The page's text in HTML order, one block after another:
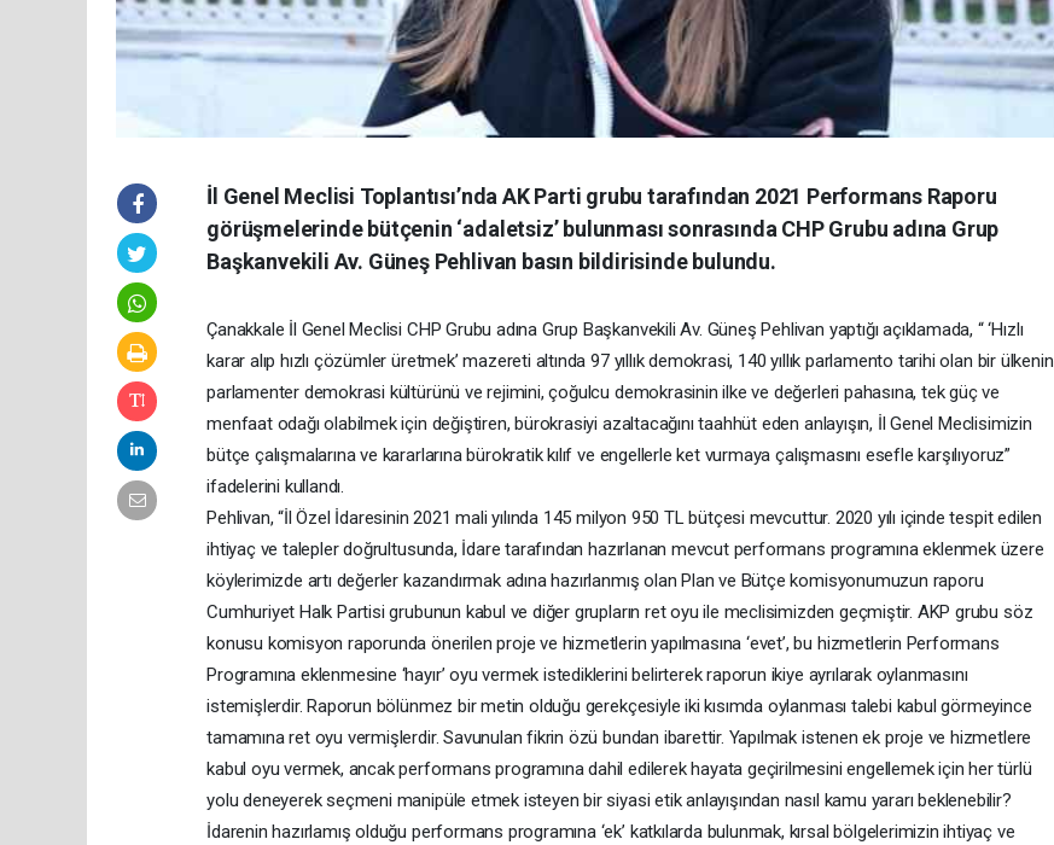
İl Genel Meclisi Toplantısı’nda AK Parti grubu tarafından 2021 Performans Raporu
görüşmelerinde bütçenin ‘adaletsiz’ bulunması sonrasında CHP Grubu adına Grup
Başkanvekili Av. Güneş Pehlivan basın bildirisinde bulundu.
Çanakkale İl Genel Meclisi CHP Grubu adına Grup Başkanvekili Av. Güneş Pehlivan yaptığı açıklamada, “ ‘Hızlı
karar alıp hızlı çözümler üretmek’ mazereti altında 97 yıllık demokrasi, 140 yıllık parlamento tarihi olan bir ülkenin
parlamenter demokrasi kültürünü ve rejimini, çoğulcu demokrasinin ilke ve değerleri pahasına, tek güç ve
menfaat odağı olabilmek için değiştiren, bürokrasiyi azaltacağını taahhüt eden anlayışın, İl Genel Meclisimizin
bütçe çalışmalarına ve kararlarına bürokratik kılıf ve engellerle ket vurmaya çalışmasını esefle karşılıyoruz”
ifadelerini kullandı.
Pehlivan, “İl Özel İdaresinin 2021 mali yılında 145 milyon 950 TL bütçesi mevcuttur. 2020 yılı içinde tespit edilen
ihtiyaç ve talepler doğrultusunda, İdare tarafından hazırlanan mevcut performans programına eklenmek üzere
köylerimizde artı değerler kazandırmak adına hazırlanmış olan Plan ve Bütçe komisyonumuzun raporu
Cumhuriyet Halk Partisi grubunun kabul ve diğer grupların ret oyu ile meclisimizden geçmiştir. AKP grubu söz
konusu komisyon raporunda önerilen proje ve hizmetlerin yapılmasına ‘evet’, bu hizmetlerin Performans
Programına eklenmesine ‘hayır’ oyu vermek istediklerini belirterek raporun ikiye ayrılarak oylanmasını
istemişlerdir. Raporun bölünmez bir metin olduğu gerekçesiyle iki kısımda oylanması talebi kabul görmeyince
tamamına ret oyu vermişlerdir. Savunulan fikrin özü bundan ibarettir. Yapılmak istenen ek proje ve hizmetlere
kabul oyu vermek, ancak performans programına dahil edilerek hayata geçirilmesini engellemek için her türlü
yolu deneyerek seçmeni manipüle etmek isteyen bir siyasi etik anlayışından nasıl kamu yararı beklenebilir?
İdarenin hazırlamış olduğu performans programına ‘ek’ katkılarda bulunmak, kırsal bölgelerimizin ihtiyaç ve